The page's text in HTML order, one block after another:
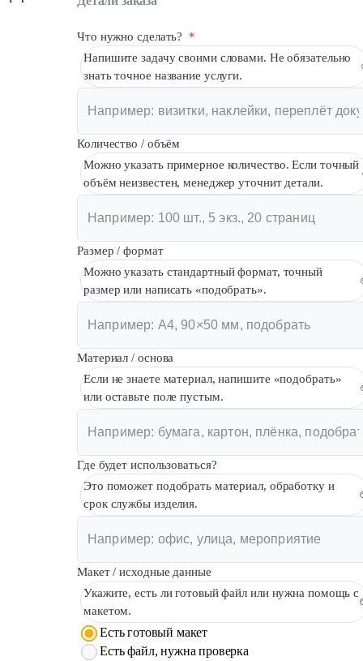
О компании
Написать директору
Арендодателям
Портфолио
Что нужно сделать?
*
Напишите задачу своими словами. Не обязательно
знать точное название услуги.
Количество / объём
Можно указать примерное количество. Если точный
объём неизвестен, менеджер уточнит детали.
Размер / формат
Можно указать стандартный формат, точный
размер или написать «подобрать».
Материал / основа
Если не знаете материал, напишите «подобрать»
или оставьте поле пустым.
Где будет использоваться?
Это поможет подобрать материал, обработку и
срок службы изделия.
Макет / исходные данные
Укажите, есть ли готовый файл или нужна помощь с
макетом.
Есть готовый макет
Есть файл, нужна проверка